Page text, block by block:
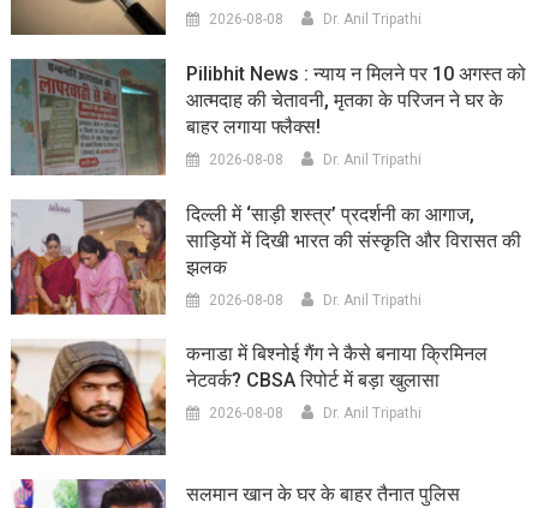
2026-08-08 Dr. Anil Tripathi
Pilibhit News : न्याय न मिलने पर 10 अगस्त को
आत्मदाह की चेतावनी, मृतका के परिजन ने घर के
बाहर लगाया फ्लैक्स!
2026-08-08 Dr. Anil Tripathi
दिल्ली में ‘साड़ी शस्त्र’ प्रदर्शनी का आगाज,
साड़ियों में दिखी भारत की संस्कृति और विरासत की
झलक
2026-08-08 Dr. Anil Tripathi
कनाडा में बिश्नोई गैंग ने कैसे बनाया क्रिमिनल
नेटवर्क? CBSA रिपोर्ट में बड़ा खुलासा
2026-08-08 Dr. Anil Tripathi
सलमान खान के घर के बाहर तैनात पुलिस